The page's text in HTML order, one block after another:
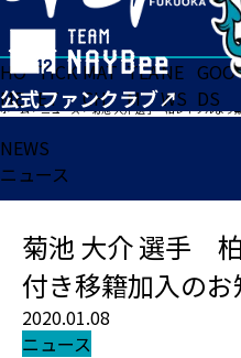
HO
ME
TICK
ET
MAT
CH
TEA
M
NE
WS
GOO
DS
ホーム>ニュース>菊池 大介 選手 柏レイソルより
NEWS
ニュース
菊池 大介 選手
付き移籍加入のお
2020.01.08
ニュース